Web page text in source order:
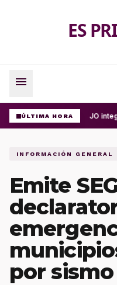
ES
menu
ÚLTIMA HORAUABJO
INFORMACIÓN GENERAL
Emite
por sismo